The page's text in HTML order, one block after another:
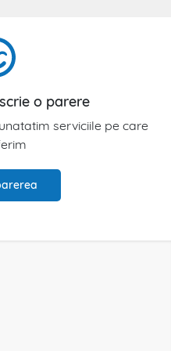
o parere
serviciile pe care